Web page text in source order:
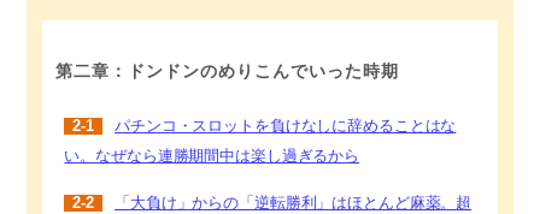
第二章：ドンドンのめりこんでいった時期
2-1
パチンコ・スロットを負けなしに辞めることはな
い。なぜなら連勝期間中は楽し過ぎるから
2-2
「大負け」からの「逆転勝利」はほとんど麻薬。超